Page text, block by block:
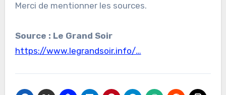
Merci de mentionner les sources.
Source : Le Grand Soir
https://www.legrandsoir.info/…